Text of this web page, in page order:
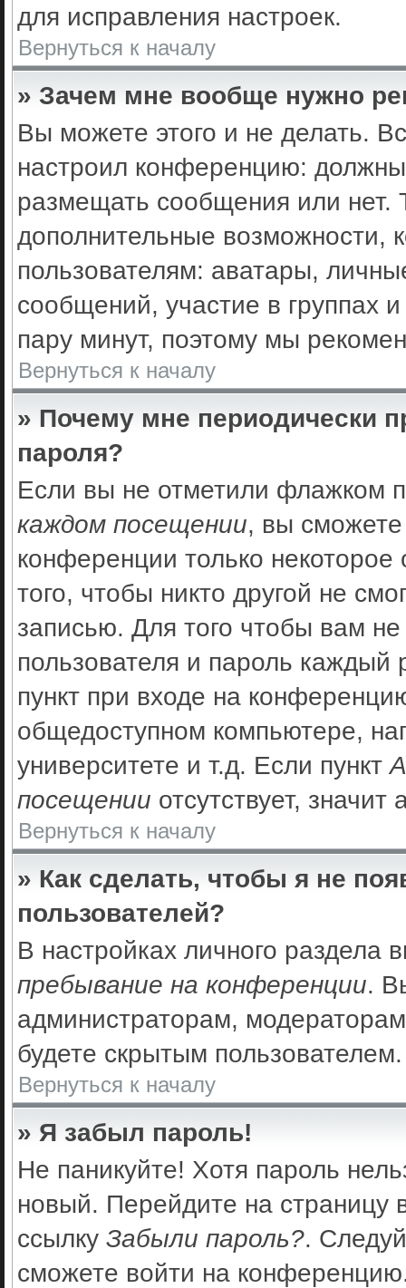
для исправления настроек.
Вернуться к началу
» Зачем мне вообще нужно
Вы можете этого и не делать.
настроил конференцию:
размещать сообщения или нет.
дополнительные возможности,
пользователям: аватары,
сообщений, участие в группах
пару минут, поэтому мы
Вернуться к началу
» Почему мне периодически
пароля?
Если вы не отметили флажком
каждом посещении, вы
конференции только
того, чтобы никто другой не
записью. Для того чтобы вам
пользователя и пароль
пункт при входе на
общедоступном компьютере,
университете и т.д. Если пункт
посещении отсутствует,
Вернуться к началу
» Как сделать, чтобы я не
пользователей?
В настройках личного раздела
пребывание на конференции.
администраторам,
будете скрытым пользователем.
Вернуться к началу
» Я забыл пароль!
Не паникуйте! Хотя пароль
новый. Перейдите на
ссылку Забыли пароль?.
сможете войти на